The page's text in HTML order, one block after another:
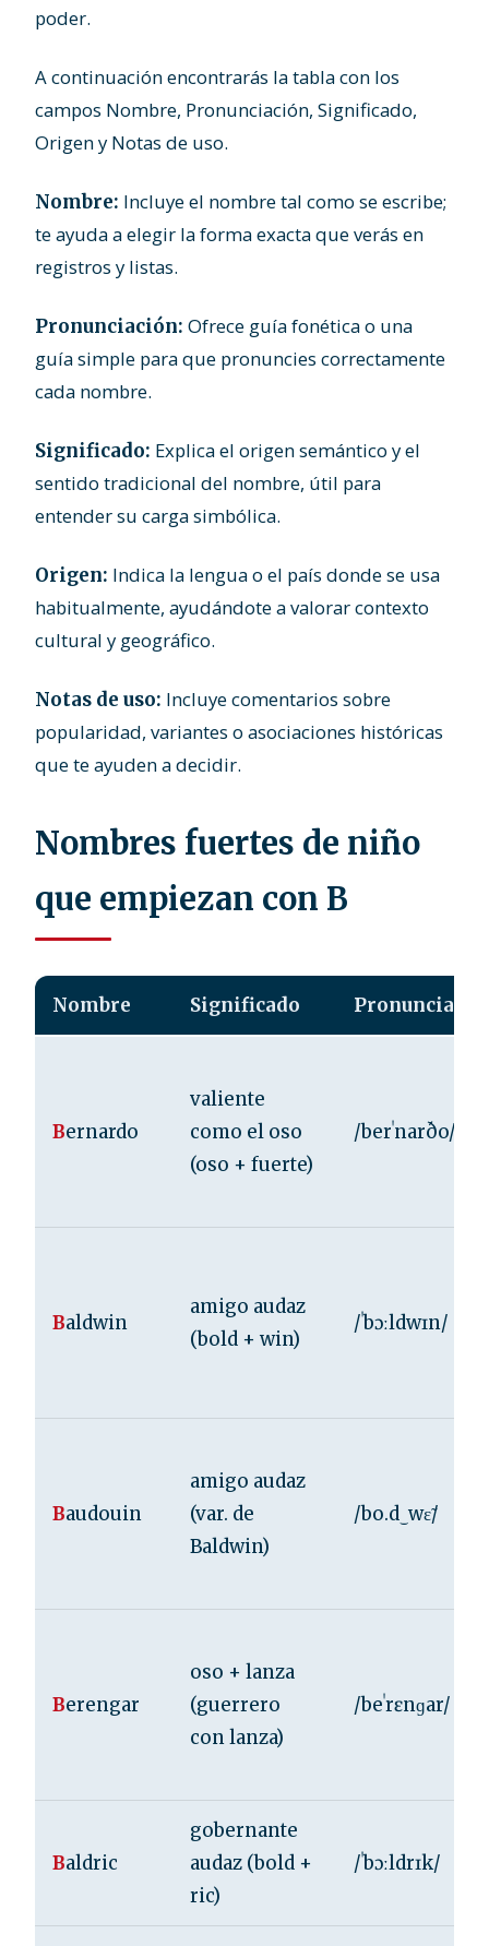
poder.
A continuación encontrarás la tabla con los
campos Nombre, Pronunciación, Significado,
Origen y Notas de uso.
Nombre: Incluye el nombre tal como se escribe;
te ayuda a elegir la forma exacta que verás en
registros y listas.
Pronunciación: Ofrece guía fonética o una
guía simple para que pronuncies correctamente
cada nombre.
Significado: Explica el origen semántico y el
sentido tradicional del nombre, útil para
entender su carga simbólica.
Origen: Indica la lengua o el país donde se usa
habitualmente, ayudándote a valorar contexto
cultural y geográfico.
Notas de uso: Incluye comentarios sobre
popularidad, variantes o asociaciones históricas
que te ayuden a decidir.
Nombres fuertes de niño
que empiezan con B
Nombre Significado
Bernardo
valiente
como el oso
(oso + fuerte)
/berˈnarðo/
Baldwin
amigo audaz
(bold + win)
/ˈbɔːldwɪn/
Baudouin
amigo audaz
(var. de
Baldwin)
/bo.d‿wɛ̃/
Berengar
oso + lanza
(guerrero
con lanza)
/beˈrɛnɡar/
Baldric
gobernante
audaz (bold +
ric)
/ˈbɔːldrɪk/